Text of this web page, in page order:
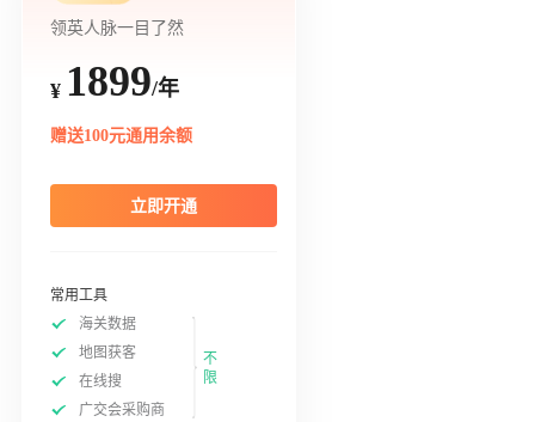
领英人脉一目了然
¥ 1899/年
赠送100元通用余额
立即开通
常用工具
海关数据
地图获客
在线搜
广交会采购商
不
限